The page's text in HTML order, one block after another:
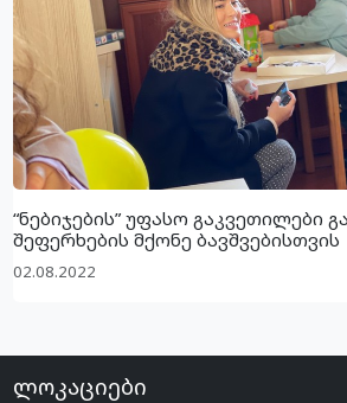
“ნებიჯების” უფასო გაკვეთილები
შეფერხების მქონე ბავშვებისთვის
02.08.2022
ლოკაციები